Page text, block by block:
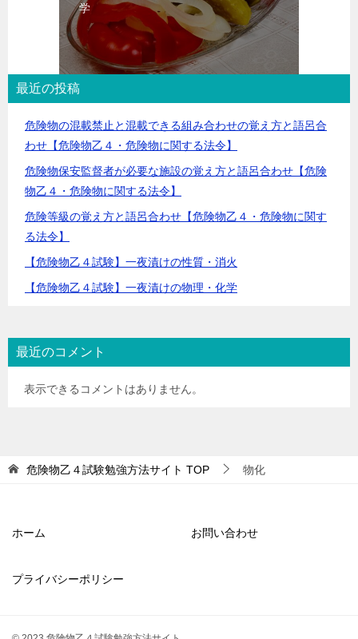
学
最近の投稿
危険物の混載禁止と混載できる組み合わせの覚え方と語呂合
わせ【危険物乙４・危険物に関する法令】
危険物保安監督者が必要な施設の覚え方と語呂合わせ【危険
物乙４・危険物に関する法令】
危険等級の覚え方と語呂合わせ【危険物乙４・危険物に関す
る法令】
【危険物乙４試験】一夜漬けの性質・消火
【危険物乙４試験】一夜漬けの物理・化学
最近のコメント
表示できるコメントはありません。
危険物乙４試験勉強方法サイト TOP 物化
ホーム お問い合わせ
プライバシーポリシー